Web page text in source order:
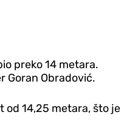
preko 14 metara.
Goran Obradović.
od 14,25 metara, što je